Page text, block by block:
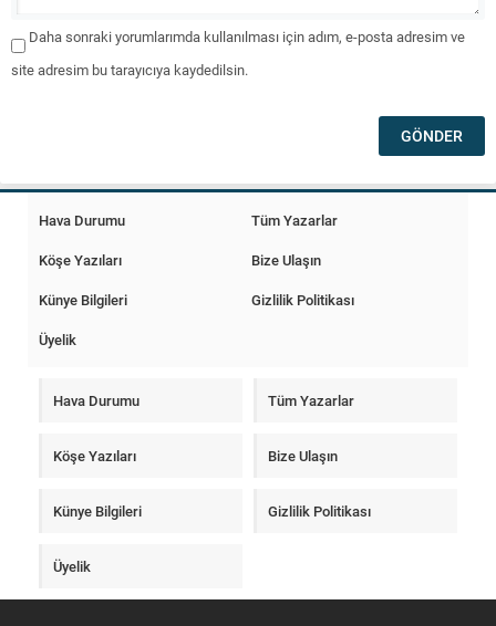
Daha sonraki yorumlarımda kullanılması için adım, e-posta adresim ve
site adresim bu tarayıcıya kaydedilsin.
Hava Durumu
Tüm Yazarlar
Köşe Yazıları
Bize Ulaşın
Künye Bilgileri
Gizlilik Politikası
Üyelik
Hava Durumu Tüm Yazarlar
Köşe Yazıları Bize Ulaşın
Künye Bilgileri Gizlilik Politikası
Üyelik